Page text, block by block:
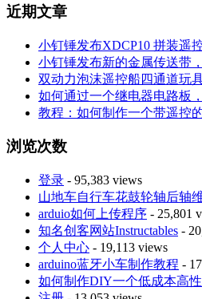
近期文章
小钉锤发布XDCP10 拼装遥
小钉锤发布新的金属传送带
双动力泡沫遥控船四通道玩
如何通过一个继电器电路板
教程：如何制作一个带遥控
浏览次数
登录 - 95,383 views
山地车自行车花鼓轮轴后轴
arduio如何上传程序 - 25,801
知名创客网站Instructables -
个人中心 - 19,113 views
arduino蓝牙小车制作教程 -
如何制作DIY一个低成本高